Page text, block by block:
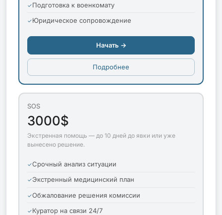
Подготовка к военкомату
Юридическое сопровождение
Начать →
Подробнее
SOS
3000$
Экстренная помощь — до 10 дней до явки или уже
вынесено решение.
Срочный анализ ситуации
Экстренный медицинский план
Обжалование решения комиссии
Куратор на связи 24/7